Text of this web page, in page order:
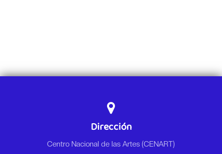
Dirección
Centro Nacional de las Artes (CENART)